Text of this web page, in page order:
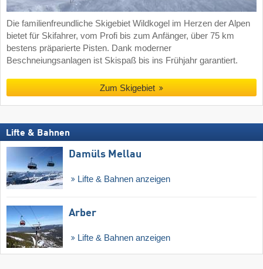
Die familienfreundliche Skigebiet Wildkogel im Herzen der Alpen
bietet für Skifahrer, vom Profi bis zum Anfänger, über 75 km
bestens präparierte Pisten. Dank moderner
Beschneiungsanlagen ist Skispaß bis ins Frühjahr garantiert.
Zum Skigebiet
Lifte & Bahnen
Damüls Mellau
Lifte & Bahnen anzeigen
Arber
Lifte & Bahnen anzeigen